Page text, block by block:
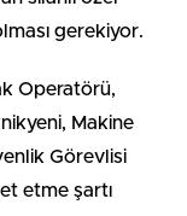
gerekiyor.
Operatörü,
Makine
Görevlisi
etme şartı